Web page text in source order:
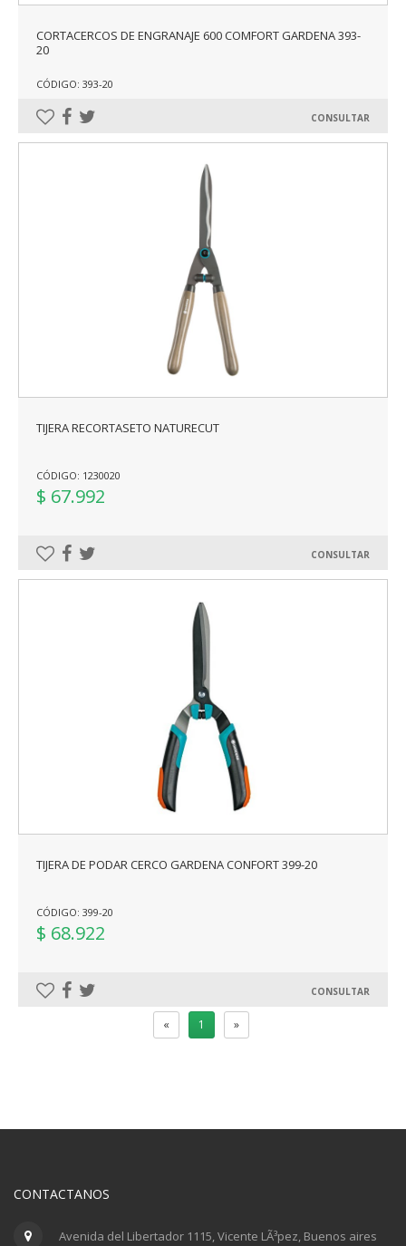
CORTACERCOS DE ENGRANAJE 600 COMFORT GARDENA 393-
20
CÓDIGO: 393-20
CONSULTAR
TIJERA RECORTASETO NATURECUT
CÓDIGO: 1230020
$ 67.992
CONSULTAR
TIJERA DE PODAR CERCO GARDENA CONFORT 399-20
CÓDIGO: 399-20
$ 68.922
CONSULTAR
« 1 »
CONTACTANOS
Avenida del Libertador 1115, Vicente LÃ³pez, Buenos aires